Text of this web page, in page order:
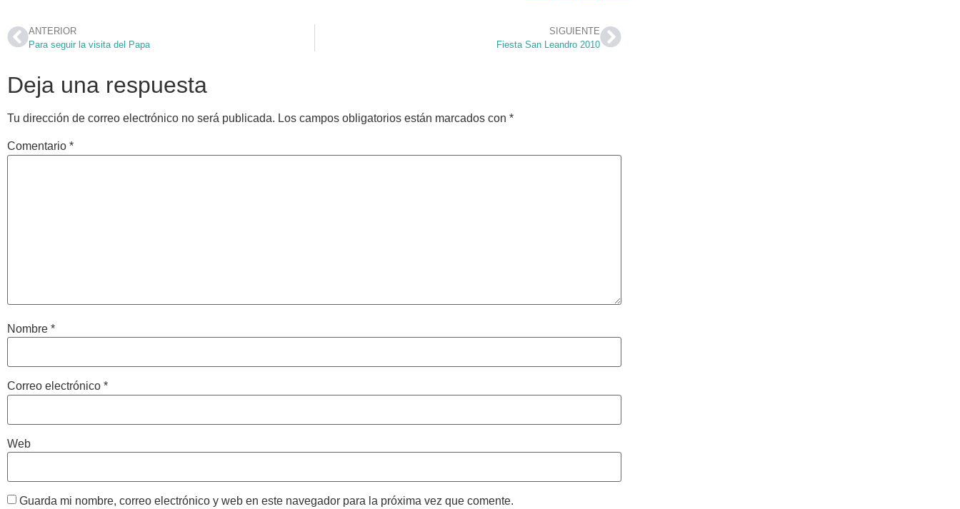
ANTERIOR
Para seguir la visita del Papa
SIGUIENTE
Fiesta San Leandro 2010
Deja una respuesta
Tu dirección de correo electrónico no será publicada. Los campos obligatorios están marcados con *
Comentario *
Nombre *
Correo electrónico *
Web
Guarda mi nombre, correo electrónico y web en este navegador para la próxima vez que comente.